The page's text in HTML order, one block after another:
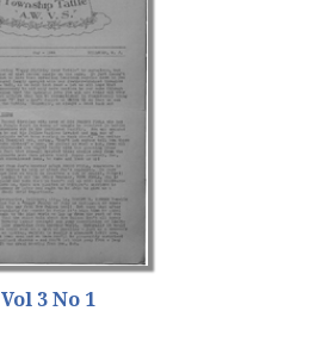
Vol 3 No 1